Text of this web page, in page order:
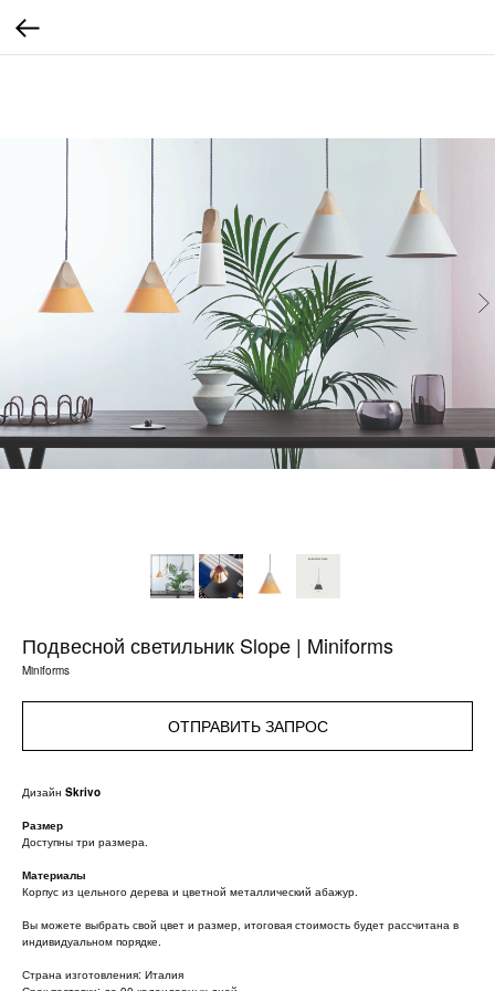
Подвесной светильник Slope | Miniforms
Miniforms
ОТПРАВИТЬ ЗАПРОС
Дизайн Skrivo
Размер
Доступны три размера.
Материалы
Корпус из цельного дерева и цветной металлический абажур.
Вы можете выбрать свой цвет и размер, итоговая стоимость будет рассчитана в
индивидуальном порядке.
Страна изготовления: Италия